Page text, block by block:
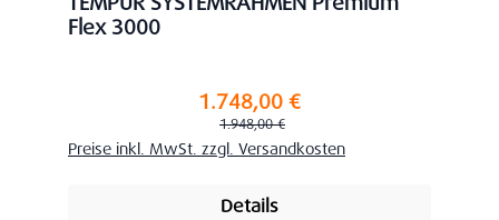
Flex 3000
Verkaufspreis:1.748,00 €
Regulärer Preis:
1.948,00 €
Preise inkl. MwSt. zzgl. Versandkosten
Details